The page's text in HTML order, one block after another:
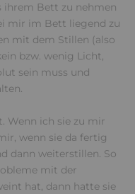
ihrem Bett zu nehmen
mir im Bett liegend zu
mit dem Stillen (also
bzw. wenig Licht,
sein muss und
Wenn ich sie zu mir
wenn sie da fertig
dann weiterstillen. So
mit der
hat, dann hatte sie